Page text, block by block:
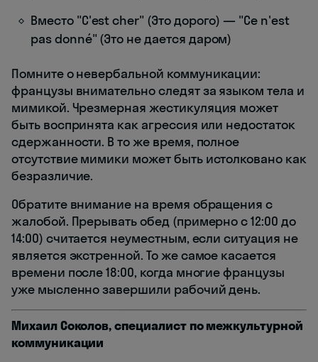
Вместо "C'est cher" (Это дорого) — "Ce n'est
pas donné" (Это не дается даром)
Помните о невербальной коммуникации:
французы внимательно следят за языком тела и
мимикой. Чрезмерная жестикуляция может
быть воспринята как агрессия или недостаток
сдержанности. В то же время, полное
отсутствие мимики может быть истолковано как
безразличие.
Обратите внимание на время обращения с
жалобой. Прерывать обед (примерно с 12:00 до
14:00) считается неуместным, если ситуация не
является экстренной. То же самое касается
времени после 18:00, когда многие французы
уже мысленно завершили рабочий день.
Михаил Соколов, специалист по межкультурной
коммуникации